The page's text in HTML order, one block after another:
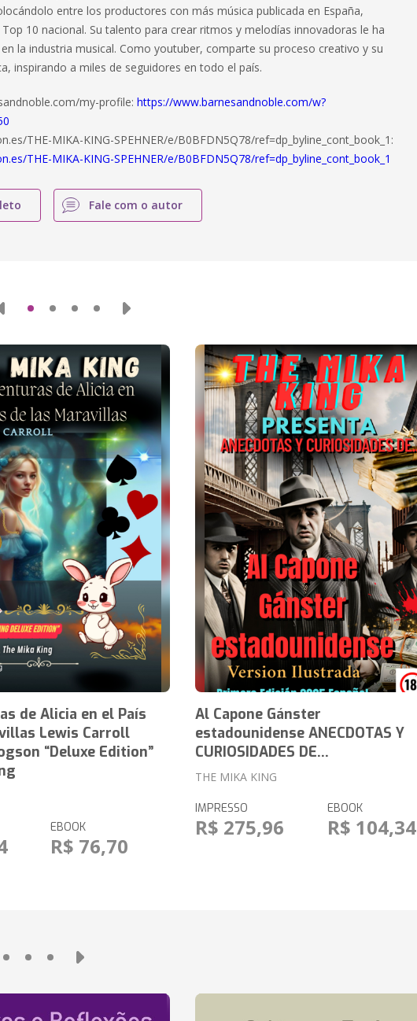
entre los productores con más música publicada en España,
10 nacional. Su talento para crear ritmos y melodías innovadoras le ha
la industria musical. Como youtuber, comparte su proceso creativo y su
inspirando a miles de seguidores en todo el país.
my-profile:https://www.barnesandnoble.com/w?
THE-MIKA-KING-SPEHNER/e/B0BFDN5Q78/ref=dp_byline_cont_book_1:
THE-MIKA-KING-SPEHNER/e/B0BFDN5Q78/ref=dp_byline_cont_book_1
Fale com o autor
de Alicia en el País
Lewis Carroll
“Deluxe Edition”
EBOOK
R$ 76,70
Al Capone Gánster
estadounidense ANECDOTAS Y
CURIOSIDADES DE...
THE MIKA KING
IMPRESSO
R$ 275,96
EBOOK
R$ 104,34